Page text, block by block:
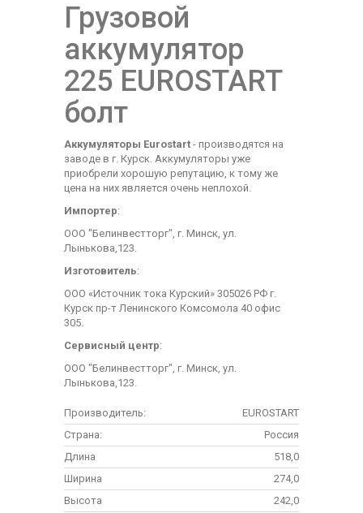
Грузовой
аккумулятор
225 EUROSTART
болт
Аккумуляторы Eurostart - производятся на
заводе в г. Курск. Аккумуляторы уже
приобрели хорошую репутацию, к тому же
цена на них является очень неплохой.
Импортер:
ООО "Белинвестторг", г. Минск, ул.
Лынькова,123.
Изготовитель:
ООО «Источник тока Курский» 305026 РФ г.
Курск пр-т Ленинского Комсомола 40 офис
305.
Сервисный центр:
ООО "Белинвестторг", г. Минск, ул.
Лынькова,123.
Производитель:
EUROSTART
Страна:
Россия
Длина
518,0
Ширина
274,0
Высота
242,0